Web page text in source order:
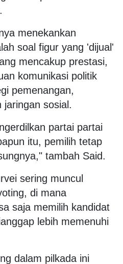
menekankan
soal figur yang 'dijual'
mencakup prestasi,
komunikasi politik
pemenangan,
jaringan sosial.
partai partai
itu, pemilih tetap
tambah Said.
sering muncul
di mana
saja memilih kandidat
lebih memenuhi
dalam pilkada ini